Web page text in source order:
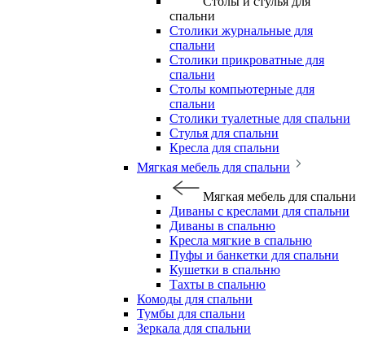
спальни
Столики журнальные для
спальни
Столики прикроватные для
спальни
Столы компьютерные для
спальни
Столики туалетные для спальни
Стулья для спальни
Кресла для спальни
Мягкая мебель для спальни
Мягкая мебель для спальни
Диваны с креслами для спальни
Диваны в спальню
Кресла мягкие в спальню
Пуфы и банкетки для спальни
Кушетки в спальню
Тахты в спальню
Комоды для спальни
Тумбы для спальни
Зеркала для спальни